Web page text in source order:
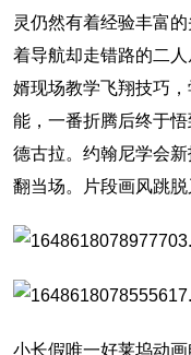
灵仍然有着经验丰富
着导航却走错路的二
婿现场教学飞翔技巧
能，一番折腾后终于
德古拉。约翰尼学会
翻当场。片段画风跳脱
小长假唯一好莱坞动